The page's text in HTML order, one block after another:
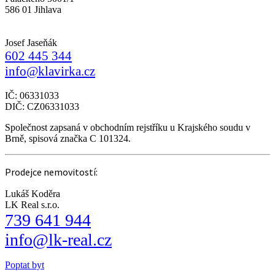
586 01 Jihlava
Josef Jaseňák
602 445 344
info@klavirka.cz
IČ: 06331033
DIČ: CZ06331033
Společnost zapsaná v obchodním rejstříku u Krajského soudu v
Brně, spisová značka C 101324.
Prodejce nemovitostí:
Lukáš Koděra
LK Real s.r.o.
739 641 944
info@lk-real.cz
Poptat byt